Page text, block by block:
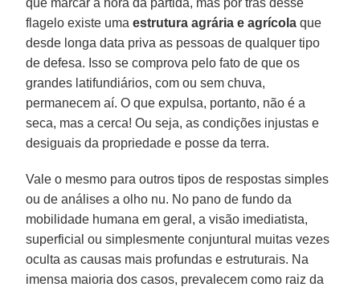
flagelo existe umaestrutura agrária e agrícola que
desde longa data priva as pessoas de qualquer tipo
de defesa. Isso se comprova pelo fato de que os
grandes latifundiários, com ou sem chuva,
permanecem aí. O que expulsa, portanto, não é a
seca, mas a cerca! Ou seja, as condições injustas e
desiguais da propriedade e posse da terra.
Vale o mesmo para outros tipos de respostas simples
ou de análises a olho nu. No pano de fundo da
mobilidade humana em geral, a visão imediatista,
superficial ou simplesmente conjuntural muitas vezes
oculta as causas mais profundas e estruturais. Na
imensa maioria dos casos, prevalecem como raiz da